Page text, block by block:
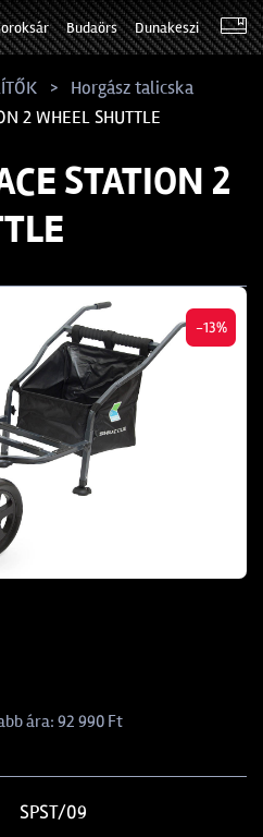
Budaörs Dunakeszi
Horgász talicska
2 WHEEL SHUTTLE
STATION 2
-13%
ára: 92 990 Ft
SPST/09